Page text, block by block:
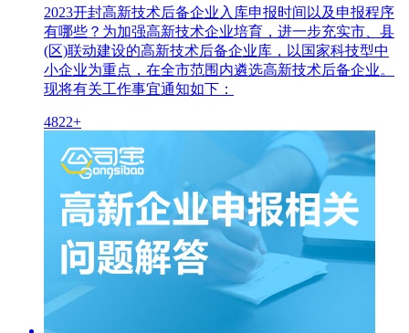
2023开封高新技术后备企业入库申报时间以及申报程序
有哪些？为加强高新技术企业培育，进一步充实市、县
(区)联动建设的高新技术后备企业库，以国家科技型中
小企业为重点，在全市范围内遴选高新技术后备企业。
现将有关工作事宜通知如下：
4822+